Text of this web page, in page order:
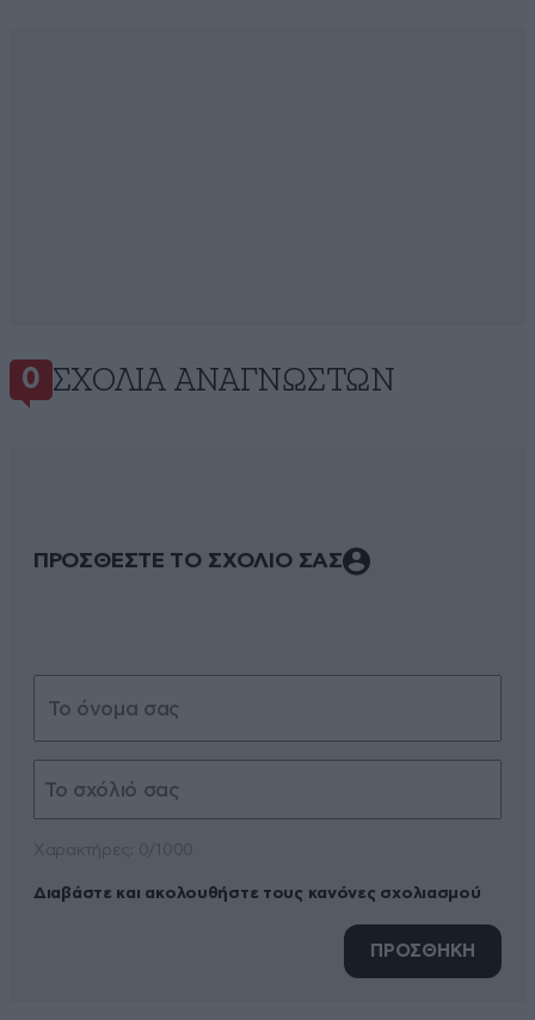
0 ΣΧΌΛΙΑ ΑΝΑΓΝΩΣΤΏΝ
ΠΡΟΣΘΕΣΤΕ ΤΟ ΣΧΟΛΙΟ ΣΑΣ
Διαβάστε και ακολουθήστε τους κανόνες σχολιασμού
ΠΡΟΣΘΗΚΗ